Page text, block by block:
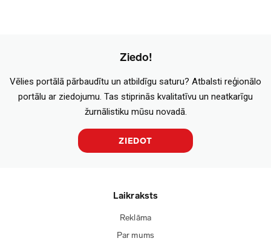
Ziedo!
Vēlies portālā pārbaudītu un atbildīgu saturu? Atbalsti reģionālo
portālu ar ziedojumu. Tas stiprinās kvalitatīvu un neatkarīgu
žurnālistiku mūsu novadā.
ZIEDOT
Laikraksts
Reklāma
Par mums